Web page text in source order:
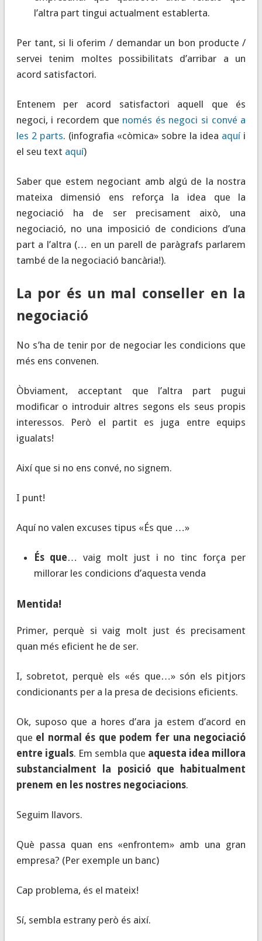
l’altra part tingui actualment establerta.
Per tant, si li oferim / demandar un bon producte /
servei tenim moltes possibilitats d’arribar a un
acord satisfactori.
Entenem per acord satisfactori aquell que és
negoci, i recordem que només és negoci si convé a
les 2 parts. (infografia «còmica» sobre la idea aquíi
el seu text aquí)
Saber que estem negociant amb algú de la nostra
mateixa dimensió ens reforça la idea que la
negociació ha de ser precisament això, una
negociació, no una imposició de condicions d’una
part a l’altra (… en un parell de paràgrafs parlarem
també de la negociació bancària!).
La por és un mal conseller en la
negociació
No s’ha de tenir por de negociar les condicions que
més ens convenen.
Òbviament, acceptant que l’altra part pugui
modificar o introduir altres segons els seus propis
interessos. Però el partit es juga entre equips
igualats!
Així que si no ens convé, no signem.
I punt!
Aquí no valen excuses tipus «És que …»
És que… vaig molt just i no tinc força per
millorar les condicions d’aquesta venda
Mentida!
Primer, perquè si vaig molt just és precisament
quan més eficient he de ser.
I, sobretot, perquè els «és que…» són els pitjors
condicionants per a la presa de decisions eficients.
Ok, suposo que a hores d’ara ja estem d’acord en
que el normal és que podem fer una negociació
entre iguals. Em sembla que aquesta idea millora
substancialment la posició que habitualment
prenem en les nostres negociacions.
Seguim llavors.
Què passa quan ens «enfrontem» amb una gran
empresa? (Per exemple un banc)
Cap problema, és el mateix!
Sí, sembla estrany però és així.